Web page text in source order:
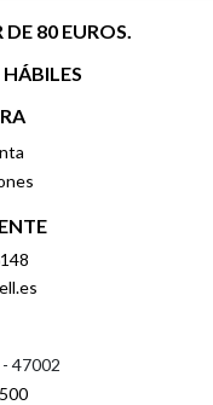
80 EUROS.
- 47002